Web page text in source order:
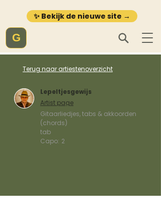
✨ Bekijk de nieuwe site →
G
Terug naar artiestenoverzicht
Lepeltjesgewijs
Artist page
Gitaarliedjes, tabs & akkoorden
(chords)
tab
Capo: 2